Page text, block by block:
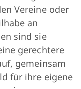
Vereine oder
an
sind sie
gerechtere
gemeinsam
für ihre eigene